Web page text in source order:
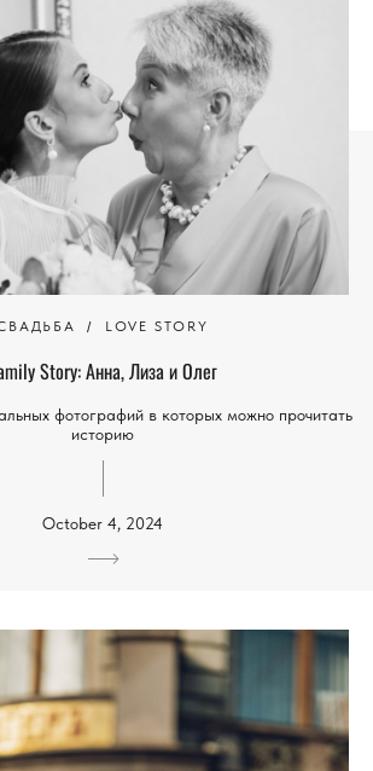
LOVE STORY
Stоry: Анна, Лиза и Олег
фотографий в которых можно прочитать
историю
October 4, 2024